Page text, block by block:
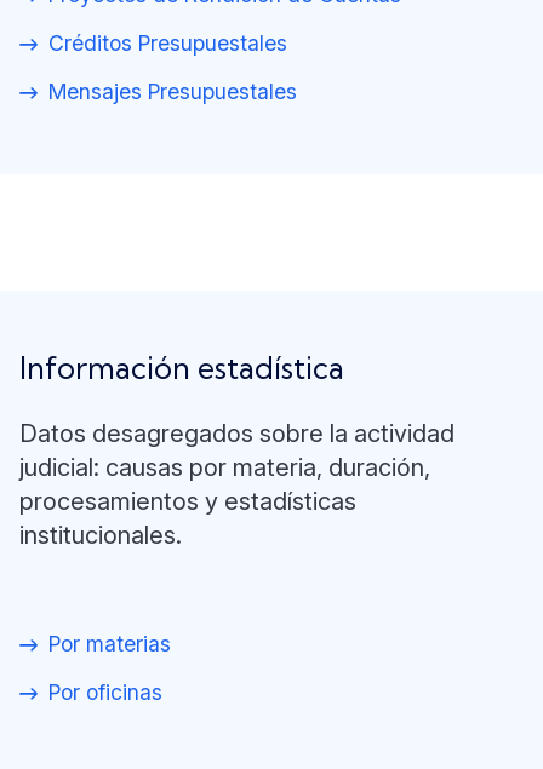
Créditos Presupuestales
Mensajes Presupuestales
Información estadística
Datos desagregados sobre la actividad
judicial: causas por materia, duración,
procesamientos y estadísticas
institucionales.
Por materias
Por oficinas